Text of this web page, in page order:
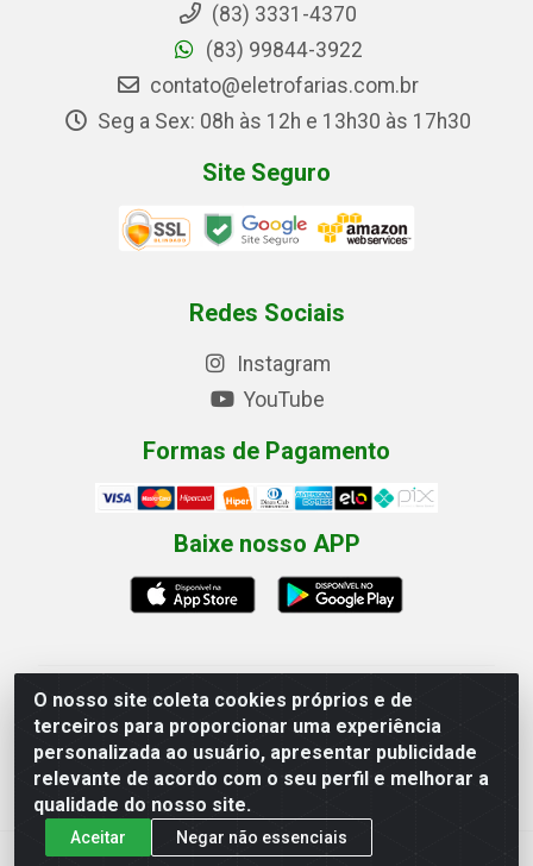
O nosso site coleta cookies próprios e de
terceiros para proporcionar uma experiência
personalizada ao usuário, apresentar publicidade
relevante de acordo com o seu perfil e melhorar a
qualidade do nosso site.
Aceitar
Negar não essenciais
(83) 3331-4370
(83) 99844-3922
contato@eletrofarias.com.br
Seg a Sex: 08h às 12h e 13h30 às 17h30
Site Seguro
Redes Sociais
Instagram
YouTube
Formas de Pagamento
Baixe nosso APP
Eletrofarias Materiais Eletricos - Av. Jorn. Assis
Chateaubriand, 2500 - Distrito Industrial, Campina
Grande/PB - CEP 58.410-062 - CNPJ 12.110.462/0001-
40